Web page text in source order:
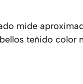
mide
teñido color